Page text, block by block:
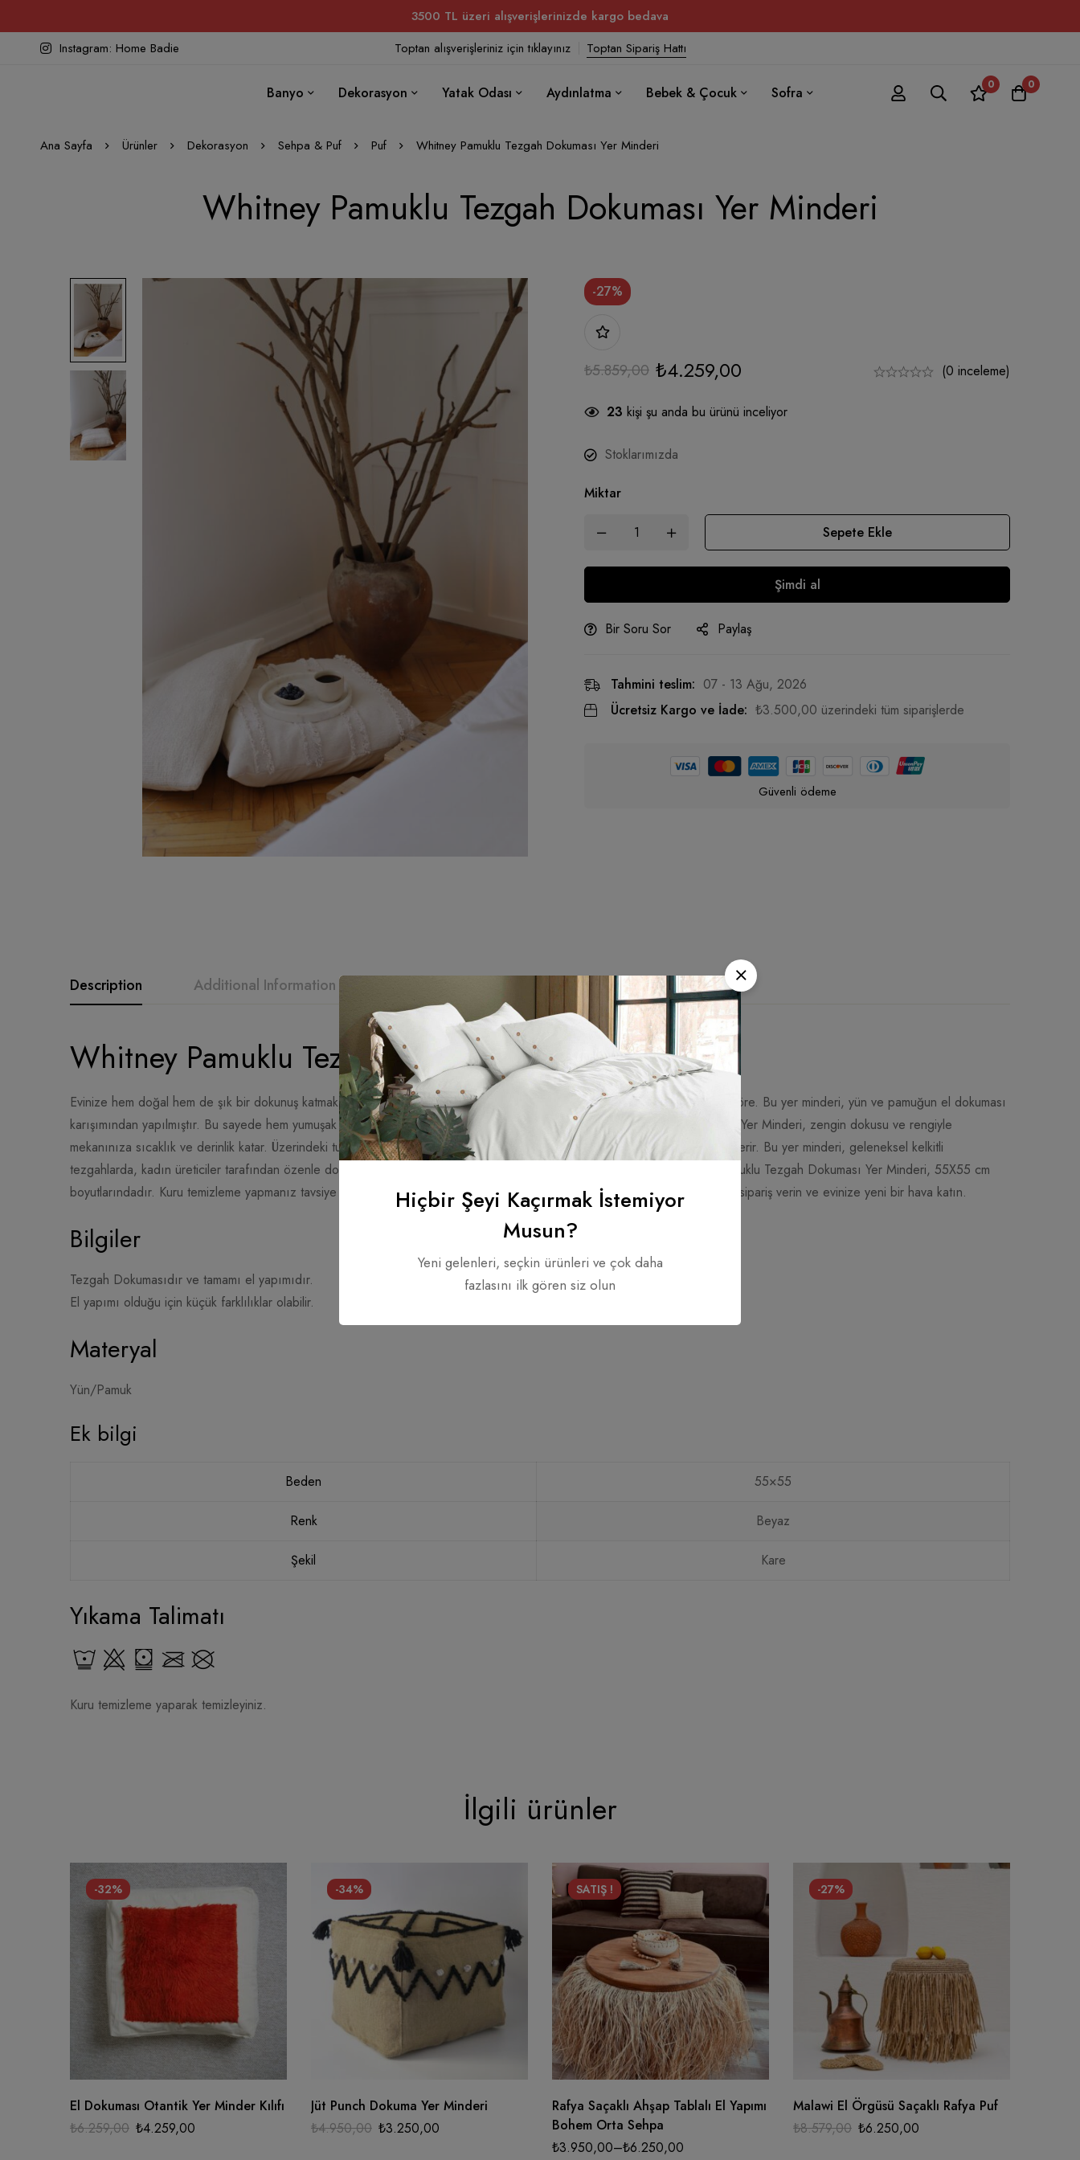
3500 TL üzeri alışverişlerinizde kargo bedava
Instagram: Home Badie
Toptan alışverişleriniz için tıklayınız Toptan Sipariş Hattı
Banyo Dekorasyon Yatak Odası Aydınlatma Bebek & Çocuk Sofra 0 0
Ana Sayfa Ürünler Dekorasyon Sehpa & Puf Puf Whitney Pamuklu Tezgah Dokuması Yer Minderi
Whitney Pamuklu Tezgah Dokuması Yer Minderi
-27%
₺5.859,00 ₺4.259,00 (0 inceleme)
23 kişi şu anda bu ürünü inceliyor
Stoklarımızda
Miktar
Sepete Ekle
Şimdi al
Alternative:
Bir Soru Sor Paylaş
Tahmini teslim: 07 - 13 Ağu, 2026
Ücretsiz Kargo ve İade: ₺3.500,00 üzerindeki tüm siparişlerde
Güvenli ödeme
Description Additional Information
Whitney Pamuklu Tezgah Dokuması Yer Minderi
Evinize hem doğal hem de şık bir dokunuş katmak istiyorsanız, Whitney Pamuklu Tezgah Dokumasıyer minderitam size göre. Bu yer minderi, yün ve pamuğun el dokuması
karışımından yapılmıştır. Bu sayede hem yumuşak hem de dayanıklı bir dokuya sahiptir. Whitney Pamuklu Tezgah Dokuması Yer Minderi, zengin dokusu ve rengiyle
mekanınıza sıcaklık ve derinlik katar. Üzerindeki tuhaf saçaklı kenar tasarımı ise eğlenceli ama sofistike bir görünüm ve his verir. Bu yer minderi, geleneksel kelkitli
tezgahlarda, kadın üreticiler tarafından özenle dokunmuştur. Bu da ona özel ve otantik bir karakter kazandırır. Whitney Pamuklu Tezgah Dokuması Yer Minderi, 55X55 cm
boyutlarındadır. Kuru temizleme yapmanız tavsiye edilir. Ürün iç dolgulu olarak gönderilmektedir. Bu özel yer minderini şimdi sipariş verin ve evinize yeni bir hava katın.
Bilgiler
Tezgah Dokumasıdır ve tamamı el yapımıdır.
El yapımı olduğu için küçük farklılıklar olabilir.
Materyal
Yün/Pamuk
Ek bilgi
Beden 55×55
Renk Beyaz
Şekil Kare
Yıkama Talimatı
Kuru temizleme yaparak temizleyiniz.
İlgili ürünler
-32%
El Dokuması Otantik Yer Minder Kılıfı
₺6.259,00 ₺4.259,00
-34%
Jüt Punch Dokuma Yer Minderi
₺4.950,00 ₺3.250,00
SATIŞ !
Rafya Saçaklı Ahşap Tablalı El Yapımı
Bohem Orta Sehpa
₺3.950,00–₺6.250,00
-27%
Malawi El Örgüsü Saçaklı Rafya Puf
₺8.579,00 ₺6.250,00
Hiçbir Şeyi Kaçırmak İstemiyor
Musun?
Yeni gelenleri, seçkin ürünleri ve çok daha
fazlasını ilk gören siz olun